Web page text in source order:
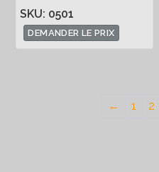
SKU: 0501
DEMANDER LE PRIX
← 1 2